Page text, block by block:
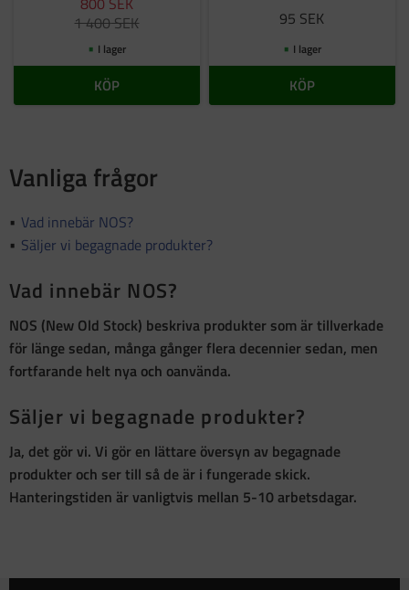
1 400SEK
I lager
KÖP
95 SEK
I lager
KÖP
Vanliga frågor
Vad innebär NOS?
Säljer vi begagnade produkter?
Vad innebär NOS?
NOS (New Old Stock) beskriva produkter som ärtillverkade
för länge sedan, många gånger flera decennier sedan, men
fortfarande helt nya och oanvända.
Säljer vi begagnade produkter?
Ja, det gör vi. Vi gör en lättare översyn av begagnade
produkter och ser till så de är i fungerade skick.
Hanteringstiden är vanligtvis mellan 5-10 arbetsdagar.